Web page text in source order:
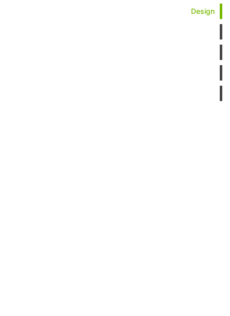
Design